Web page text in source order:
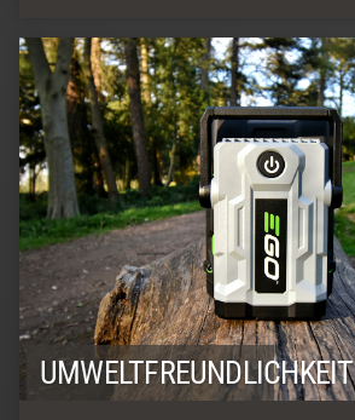
UMWELTFREUNDLICHKEIT